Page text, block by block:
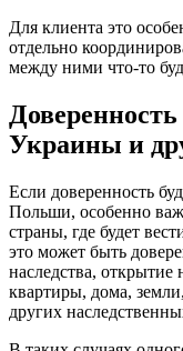
Для клиента это
отдельно
между ними что-то
Украины и
Если доверенность
Польши, особенно
страны, где будет
это может быть
наследства, открытие
квартиры, дома,
других